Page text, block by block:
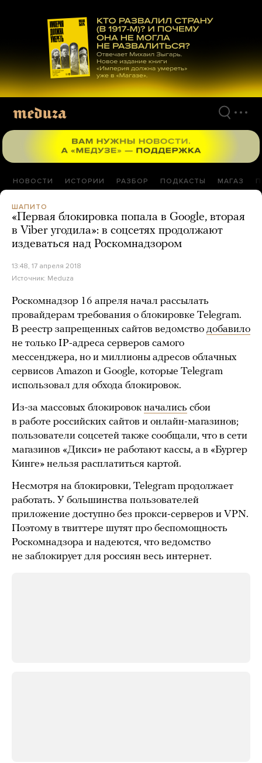
материалам
НОВОСТИ ИСТОРИИ РАЗБОР ПОДКАСТЫ МАГАЗ
ШАПИТО
«Первая блокировка попала в Google, вторая
в Viber угодила»: в соцсетях продолжают
издеваться над Роскомнадзором
13:48, 17 апреля 2018
Источник: Meduza
Роскомнадзор 16 апреля начал рассылать
провайдерам требования о блокировке Telegram.
В реестр запрещенных сайтов ведомство добавило
не только IP-адреса серверов самого
мессенджера, но и миллионы адресов облачных
сервисов Amazon и Google, которые Telegram
использовал для обхода блокировок.
Из-за массовых блокировок начались сбои
в работе российских сайтов и онлайн-магазинов;
пользователи соцсетей также сообщали, что в сети
магазинов «Дикси» не работают кассы, а в «Бургер
Кинге» нельзя расплатиться картой.
Несмотря на блокировки, Telegram продолжает
работать. У большинства пользователей
приложение доступно без прокси-серверов и VPN.
Поэтому в твиттере шутят про беспомощность
Роскомнадзора и надеются, что ведомство
не заблокирует для россиян весь интернет.